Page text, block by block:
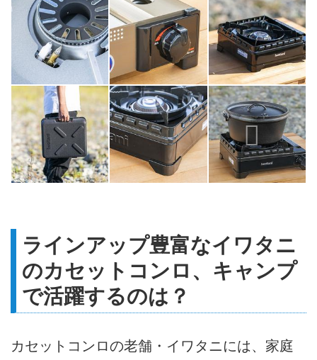
ラインアップ豊富なイワタニ
のカセットコンロ、キャンプ
で活躍するのは？
カセットコンロの老舗・イワタニには、家庭